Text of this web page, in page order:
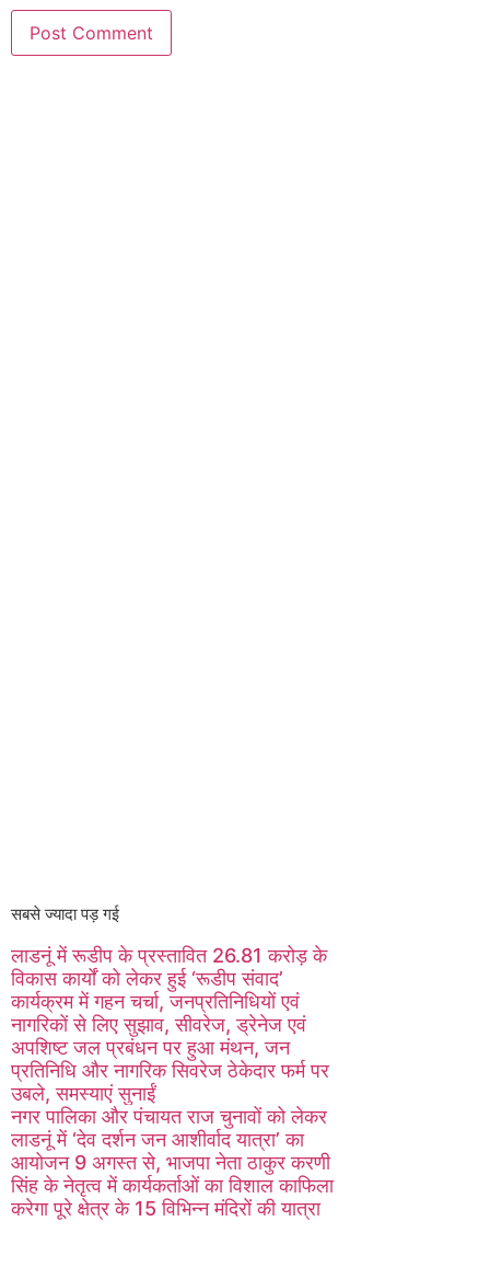
सबसे ज्यादा पड़ गई
लाडनूं में रूडीप के प्रस्तावित 26.81 करोड़ के
विकास कार्यों को लेकर हुई ‘रूडीप संवाद’
कार्यक्रम में गहन चर्चा, जनप्रतिनिधियों एवं
नागरिकों से लिए सुझाव, सीवरेज, ड्रेनेज एवं
अपशिष्ट जल प्रबंधन पर हुआ मंथन, जन
प्रतिनिधि और नागरिक सिवरेज ठेकेदार फर्म पर
उबले, समस्याएं सुनाईं
नगर पालिका और पंचायत राज चुनावों को लेकर
लाडनूं में ‘देव दर्शन जन आशीर्वाद यात्रा’ का
आयोजन 9 अगस्त से, भाजपा नेता ठाकुर करणी
सिंह के नेतृत्व में कार्यकर्ताओं का विशाल काफिला
करेगा पूरे क्षेत्र के 15 विभिन्न मंदिरों की यात्रा